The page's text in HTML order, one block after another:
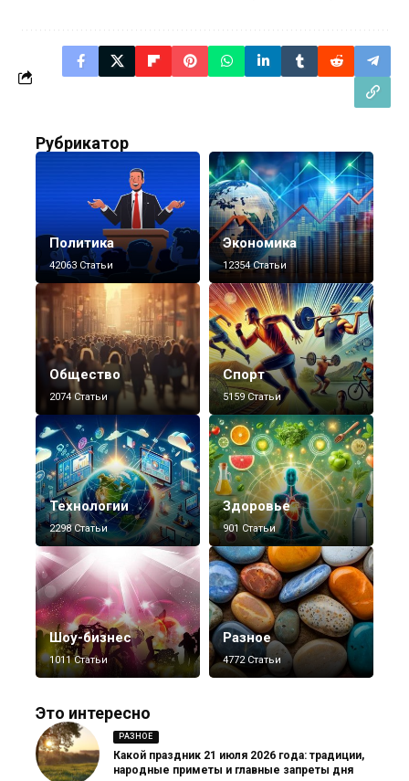
Рубрикатор
Политика
42063 Статьи
Экономика
12354 Статьи
Общество
2074 Статьи
Спорт
5159 Статьи
Технологии
2298 Статьи
Здоровье
901 Статьи
Шоу-бизнес
1011 Статьи
Разное
4772 Статьи
Это интересно
РАЗНОЕ
Какой праздник 21 июля 2026 года: традиции,
народные приметы и главные запреты дня